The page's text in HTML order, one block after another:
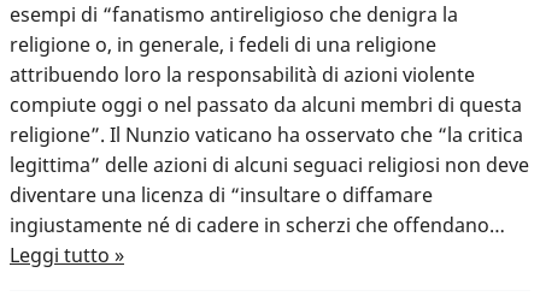
esempi di “fanatismo antireligioso che denigra la
religione o, in generale, i fedeli di una religione
attribuendo loro la responsabilità di azioni violente
compiute oggi o nel passato da alcuni membri di questa
religione”. Il Nunzio vaticano ha osservato che “la critica
legittima” delle azioni di alcuni seguaci religiosi non deve
diventare una licenza di “insultare o diffamare
ingiustamente né di cadere in scherzi che offendano…
Leggi tutto »